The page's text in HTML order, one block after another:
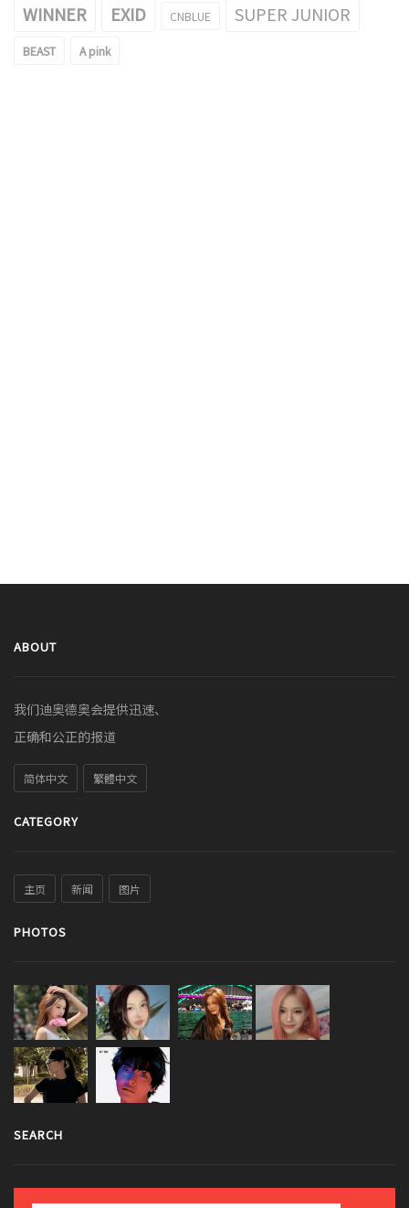
WINNER
EXID CNBLUE SUPER JUNIOR
BEAST A pink
ABOUT
我们迪奥德奥会提供迅速、
正确和公正的报道
简体中文 繁體中文
CATEGORY
主页 新闻 图片
PHOTOS
SEARCH